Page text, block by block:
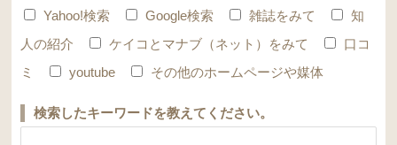
Yahoo!検索
Google検索 雑誌をみて
知
人の紹介
ケイコとマナブ（ネット）をみて
口コ
ミ
youtube その他のホームページや媒体
検索したキーワードを教えてください。